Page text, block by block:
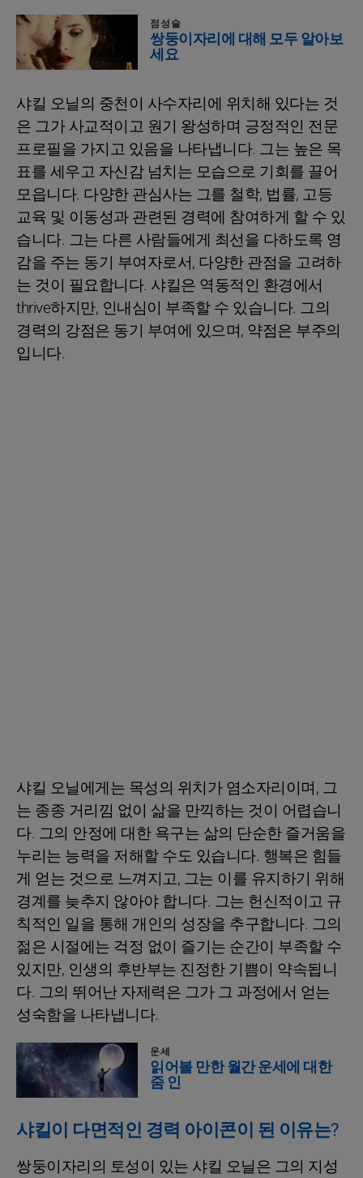
점성술
쌍둥이자리에 대해 모두 알아보
세요
샤킬 오닐의 중천이 사수자리에 위치해 있다는 것
은 그가 사교적이고 원기 왕성하며 긍정적인 전문
프로필을 가지고 있음을 나타냅니다. 그는 높은 목
표를 세우고 자신감 넘치는 모습으로 기회를 끌어
모읍니다. 다양한 관심사는 그를 철학, 법률, 고등
교육 및 이동성과 관련된 경력에 참여하게 할 수 있
습니다. 그는 다른 사람들에게 최선을 다하도록 영
감을 주는 동기 부여자로서, 다양한 관점을 고려하
는 것이 필요합니다. 샤킬은 역동적인 환경에서
thrive하지만, 인내심이 부족할 수 있습니다. 그의
경력의 강점은 동기 부여에 있으며, 약점은 부주의
입니다.
샤킬 오닐에게는 목성의 위치가 염소자리이며, 그
는 종종 거리낌 없이 삶을 만끽하는 것이 어렵습니
다. 그의 안정에 대한 욕구는 삶의 단순한 즐거움을
누리는 능력을 저해할 수도 있습니다. 행복은 힘들
게 얻는 것으로 느껴지고, 그는 이를 유지하기 위해
경계를 늦추지 않아야 합니다. 그는 헌신적이고 규
칙적인 일을 통해 개인의 성장을 추구합니다. 그의
젊은 시절에는 걱정 없이 즐기는 순간이 부족할 수
있지만, 인생의 후반부는 진정한 기쁨이 약속됩니
다. 그의 뛰어난 자제력은 그가 그 과정에서 얻는
성숙함을 나타냅니다.
운세
읽어볼 만한 월간 운세에 대한
줌 인
샤킬이 다면적인 경력 아이콘이 된 이유는?
쌍둥이자리의 토성이 있는 샤킬 오닐은 그의 지성